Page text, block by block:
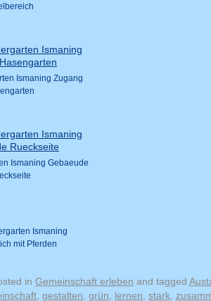
Ismaning Zugang
Ismaning Gebaeude
Ismaning
mit Pferden
in Gemeinschaft erleben and tagged
gestalten grün lernen stark